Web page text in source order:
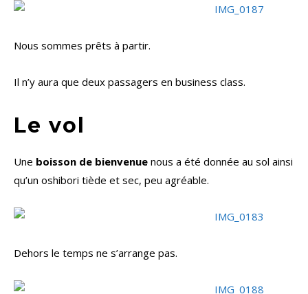
Nous sommes prêts à partir.
Il n’y aura que deux passagers en business class.
Le vol
Une boisson de bienvenue nous a été donnée au sol ainsi
qu’un oshibori tiède et sec, peu agréable.
Dehors le temps ne s’arrange pas.